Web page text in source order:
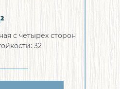
2
с четырех сторон
32